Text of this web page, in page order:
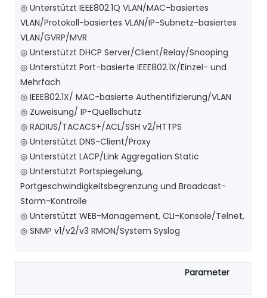
◎ Unterstützt IEEE802.1Q VLAN/MAC-basiertes
VLAN/Protokoll-basiertes VLAN/IP-Subnetz-basiertes
VLAN/GVRP/MVR
◎ Unterstützt DHCP Server/Client/Relay/Snooping
◎ Unterstützt Port-basierte IEEE802.1X/Einzel- und
Mehrfach
◎ IEEE802.1X/ MAC-basierte Authentifizierung/VLAN
◎ Zuweisung/ IP-Quellschutz
◎ RADIUS/TACACS+/ACL/SSH v2/HTTPS
◎ Unterstützt DNS-Client/Proxy
◎ Unterstützt LACP/Link Aggregation Static
◎ Unterstützt Portspiegelung,
Portgeschwindigkeitsbegrenzung und Broadcast-
Storm-Kontrolle
◎ Unterstützt WEB-Management, CLI-Konsole/Telnet,
◎ SNMP v1/v2/v3 RMON/System Syslog
Parameter